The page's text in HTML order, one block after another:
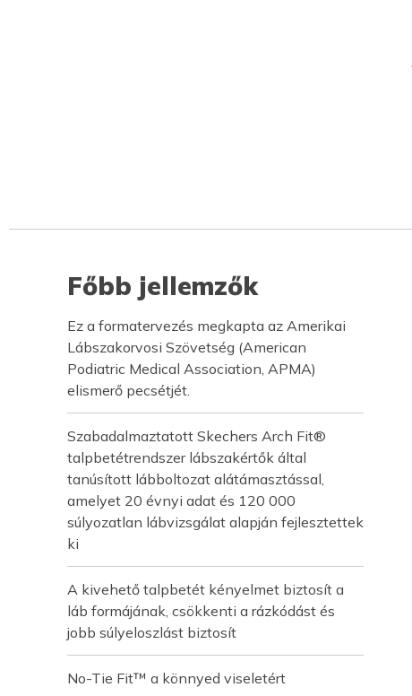
Főbb jellemzők
Ez a formatervezés megkapta az Amerikai
Lábszakorvosi Szövetség (American
Podiatric Medical Association, APMA)
elismerő pecsétjét.
Szabadalmaztatott Skechers Arch Fit®
talpbetétrendszer lábszakértők által
tanúsított lábboltozat alátámasztással,
amelyet 20 évnyi adat és 120 000
súlyozatlan lábvizsgálat alapján fejlesztettek
ki
A kivehető talpbetét kényelmet biztosít a
láb formájának, csökkenti a rázkódást és
jobb súlyeloszlást biztosít
No-Tie Fit™ a könnyed viseletért